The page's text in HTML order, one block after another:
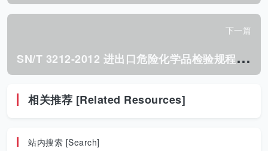
下一篇
S
N/T 3212-2012 进出口危险化学品检验规程 遇水放出 易燃气体的物质 基本要求.pdf
相关推荐 [Related Resources]
站内搜索 [Search]